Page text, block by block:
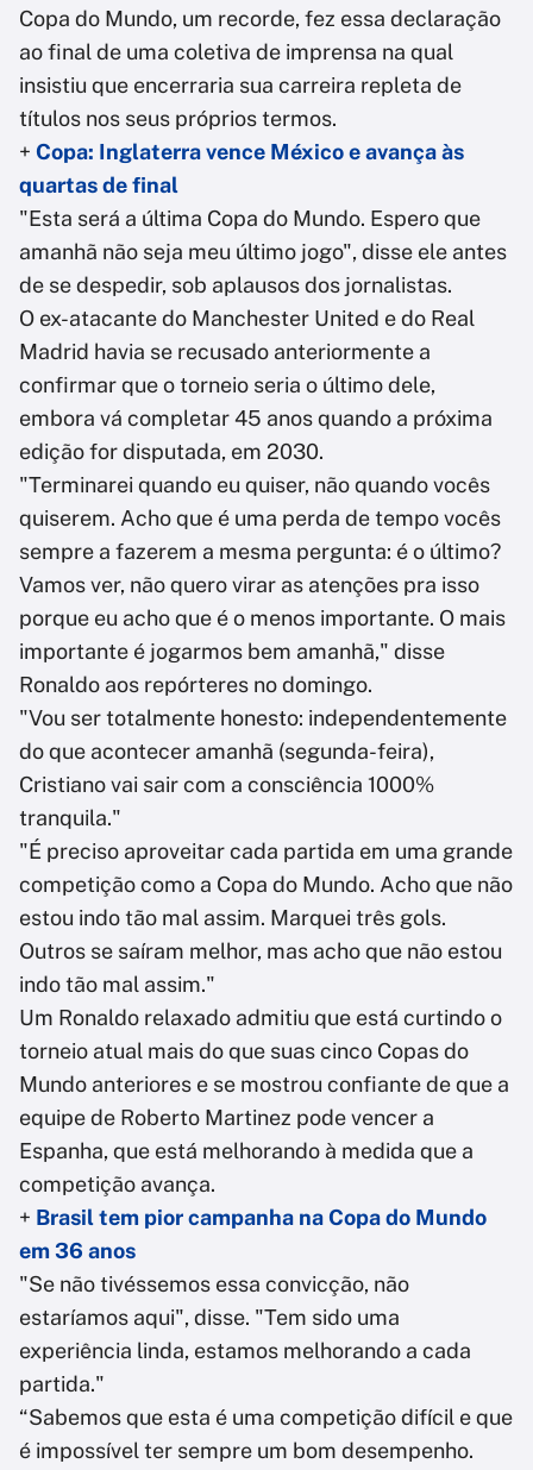
Copa do Mundo, um recorde, fez essa declaração
ao final de uma coletiva de imprensa na qual
insistiu que encerraria sua carreira repleta de
títulos nos seus próprios termos.
+ Copa: Inglaterra vence México e avança às
quartas de final
"Esta será a última Copa do Mundo. Espero que
amanhã não seja meu último jogo", disse ele antes
de se despedir, sob aplausos dos jornalistas.
O ex-atacante do Manchester United e do Real
Madrid havia se recusado anteriormente a
confirmar que o torneio seria o último dele,
embora vá completar 45 anos quando a próxima
edição for disputada, em 2030.
"Terminarei quando eu quiser, não quando vocês
quiserem. Acho que é uma perda de tempo vocês
sempre a fazerem a mesma pergunta: é o último?
Vamos ver, não quero virar as atenções pra isso
porque eu acho que é o menos importante. O mais
importante é jogarmos bem amanhã," disse
Ronaldo aos repórteres no domingo.
"Vou ser totalmente honesto: independentemente
do que acontecer amanhã (segunda-feira),
Cristiano vai sair com a consciência 1000%
tranquila."
"É preciso aproveitar cada partida em uma grande
competição como a Copa do Mundo. Acho que não
estou indo tão mal assim. Marquei três gols.
Outros se saíram melhor, mas acho que não estou
indo tão mal assim."
Um Ronaldo relaxado admitiu que está curtindo o
torneio atual mais do que suas cinco Copas do
Mundo anteriores e se mostrou confiante de que a
equipe de Roberto Martinez pode vencer a
Espanha, que está melhorando à medida que a
competição avança.
+ Brasil tem pior campanha na Copa do Mundo
em 36 anos
"Se não tivéssemos essa convicção, não
estaríamos aqui", disse. "Tem sido uma
experiência linda, estamos melhorando a cada
partida."
“Sabemos que esta é uma competição difícil e que
é impossível ter sempre um bom desempenho.